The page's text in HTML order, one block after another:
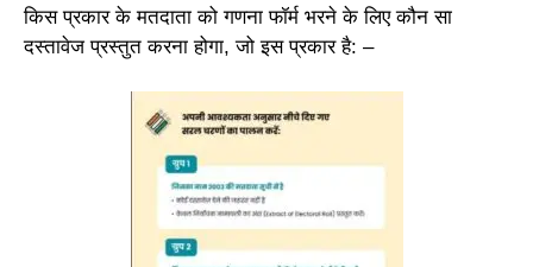
किस प्रकार के मतदाता को गणना फॉर्म भरने के लिए कौन सा
दस्तावेज प्रस्तुत करना होगा, जो इस प्रकार है: –